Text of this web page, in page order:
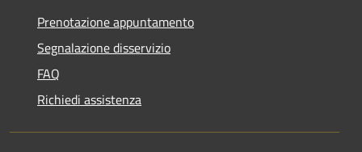
Prenotazione appuntamento
Segnalazione disservizio
FAQ
Richiedi assistenza